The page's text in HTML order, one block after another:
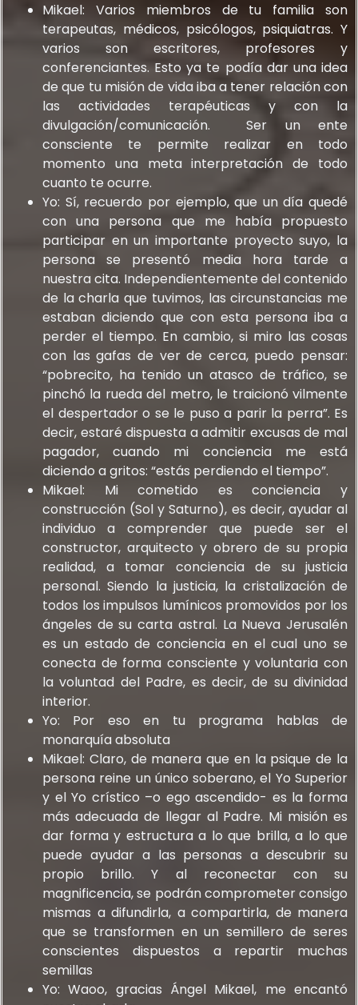
Mikael: Varios miembros de tu familia son
terapeutas, médicos, psicólogos, psiquiatras. Y
varios son escritores, profesores y
conferenciantes. Esto ya te podía dar una idea
de que tu misión de vida iba a tener relación con
las actividades terapéuticas y con la
divulgación/comunicación. Ser un ente
consciente te permite realizar en todo
momento una meta interpretación de todo
cuanto te ocurre.
Yo: Sí, recuerdo por ejemplo, que un día quedé
con una persona que me había propuesto
participar en un importante proyecto suyo, la
persona se presentó media hora tarde a
nuestra cita. Independientemente del contenido
de la charla que tuvimos, las circunstancias me
estaban diciendo que con esta persona iba a
perder el tiempo. En cambio, si miro las cosas
con las gafas de ver de cerca, puedo pensar:
“pobrecito, ha tenido un atasco de tráfico, se
pinchó la rueda del metro, le traicionó vilmente
el despertador o se le puso a parir la perra”. Es
decir, estaré dispuesta a admitir excusas de mal
pagador, cuando mi conciencia me está
diciendo a gritos: “estás perdiendo el tiempo”.
Mikael: Mi cometido es conciencia y
construcción (Sol y Saturno), es decir, ayudar al
individuo a comprender que puede ser el
constructor, arquitecto y obrero de su propia
realidad, a tomar conciencia de su justicia
personal. Siendo la justicia, la cristalización de
todos los impulsos lumínicos promovidos por los
ángeles de su carta astral. La Nueva Jerusalén
es un estado de conciencia en el cual uno se
conecta de forma consciente y voluntaria con
la voluntad del Padre, es decir, de su divinidad
interior.
Yo: Por eso en tu programa hablas de
monarquía absoluta
Mikael: Claro, de manera que en la psique de la
persona reine un único soberano, el Yo Superior
y el Yo crístico –o ego ascendido- es la forma
más adecuada de llegar al Padre. Mi misión es
dar forma y estructura a lo que brilla, a lo que
puede ayudar a las personas a descubrir su
propio brillo. Y al reconectar con su
magnificencia, se podrán comprometer consigo
mismas a difundirla, a compartirla, de manera
que se transformen en un semillero de seres
conscientes dispuestos a repartir muchas
semillas
Yo: Waoo, gracias Ángel Mikael, me encantó